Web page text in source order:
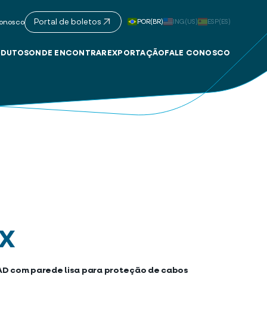
Portal de boletos POR(BR) ING(US) ESP(ES)
ONDE ENCONTRAR EXPORTAÇÃO FALE CONOSCO
com parede lisa para proteção de cabos